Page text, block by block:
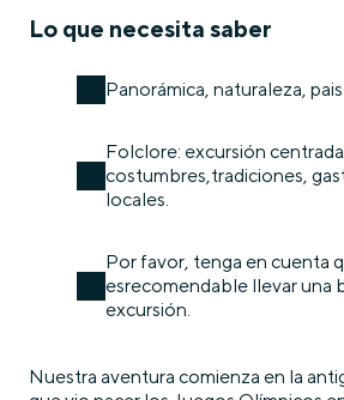
Lo que necesita saber
Panorámica, naturaleza,
Folclore: excursión
costumbres,tradiciones,
locales.
Por favor, tenga en cuenta
esrecomendable llevar una
excursión.
Nuestra aventura comienza en la